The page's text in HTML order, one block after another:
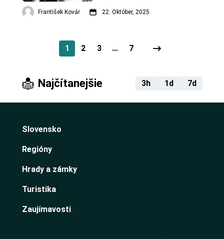
František Kovár 22. Október, 2025
1 2 3 … 7
Najčítanejšie 3h 1d 7d
Slovensko
Regióny
Hrady a zámky
Turistika
Zaujímavosti